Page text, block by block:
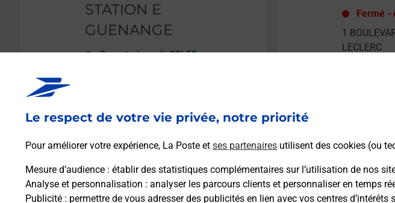
Le respect de votre vie privée, notre priorité
Pour améliorer votre expérience, La Poste et ses partenaires utilisent des cookies (ou
Mesure d’audience : établir des statistiques complémentaires sur l’utilisation de nos
Analyse et personnalisation : analyser les parcours clients et personnaliser en temps
Publicité : permettre de vous adresser des publicités en lien avec vos centres d’intérêts
STATION E
GUENANGE
Ouvert-jusqu'à 23h59
En savoir plus
Fermé -
1
LECLERC